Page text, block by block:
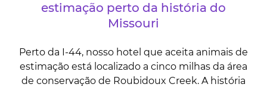
estimação perto da história do
Missouri
Perto da I-44, nosso hotel que aceita animais de
estimação está localizado a cinco milhas da área
de conservação de Roubidoux Creek. A história